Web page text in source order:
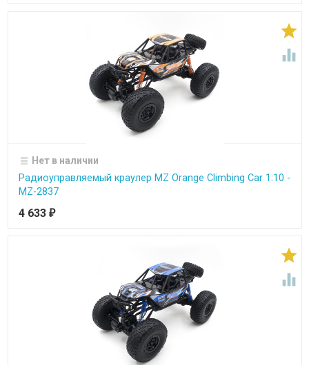


Нет в наличии
Радиоуправляемый краулер MZ Orange Climbing Car 1:10 -
MZ-2837
4 633 ₽

